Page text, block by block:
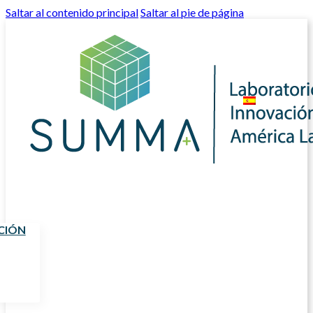
Saltar al contenido principalSaltar al pie de página